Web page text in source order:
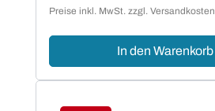
Preise inkl. MwSt. zzgl. Versandkosten
In den Warenkorb